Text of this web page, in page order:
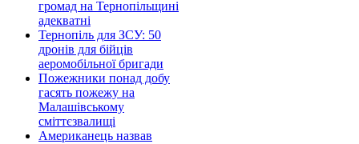
громад на Тернопільщині
адекватні
Тернопіль для ЗСУ: 50
дронів для бійців
аеромобільної бригади
Пожежники понад добу
гасять пожежу на
Малашівському
сміттєзвалищі
Американець назвав